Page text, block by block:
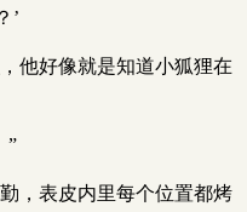
’
他好像就是知道小狐狸在
”
，表皮内里每个位置都烤